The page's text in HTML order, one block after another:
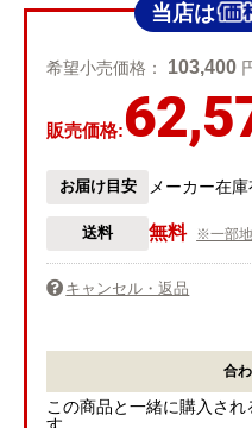
当店は
希望小売価格： 103,400
販売価格:
お届け目安 メーカー在
送料 無料 ※一部地
キャンセル・返品
合
この商品と一緒に購入さ
す。